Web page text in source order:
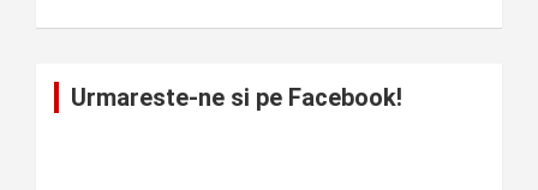
Urmareste-ne si pe Facebook!